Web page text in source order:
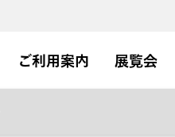
ご利用案内 展覧会